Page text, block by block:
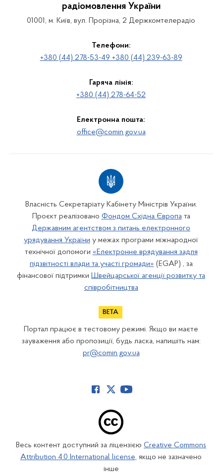
радіомовлення України
01001, м. Київ, вул. Прорізна, 2 Держкомтелерадіо
Телефони:
+380 (44) 278-53-49 +380 (44) 239-63-89
Гаряча лінія:
+380 (44) 278-64-52
Електронна пошта:
office@comin.gov.ua
Власність Секретаріату Кабінету Міністрів України.
Проєкт реалізовано Фондом Східна Європата
Державним агентством з питань електронного
урядування України у межах програми міжнародної
технічної допомоги «Електронне врядування задля
підзвітності влади та участі громади» (EGAP) , за
фінансової підтримки Швейцарської агенції розвитку та
співробітництва
Портал працює в тестовому режимі. Якщо ви маєте
зауваження або пропозиції, будь ласка, напишіть нам:
pr@comin.gov.ua
Весь контент доступний за ліцензією Creative Commons
Attribution 4.0 International license, якщо не зазначено
інше